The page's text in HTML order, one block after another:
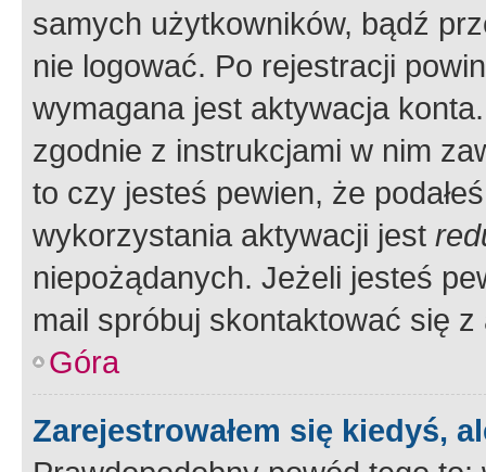
samych użytkowników, bądź
nie logować. Po rejestracji
wymagana jest aktywacja
zgodnie z instrukcjami w nim
to czy jesteś pewien, że
wykorzystania aktywacji jest
niepożądanych. Jeżeli jesteś
mail spróbuj skontaktować się
Góra
Zarejestrowałem się kiedyś,